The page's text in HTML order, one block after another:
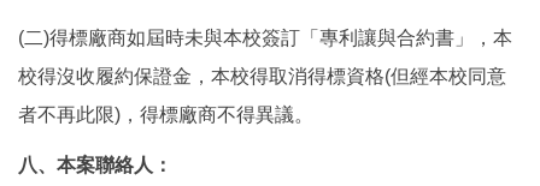
(二)得標廠商如屆時未與本校簽訂「專利讓與合約書」，本
校得沒收履約保證金，本校得取消得標資格(但經本校同意
者不再此限)，得標廠商不得異議。
八、 本案聯絡人：